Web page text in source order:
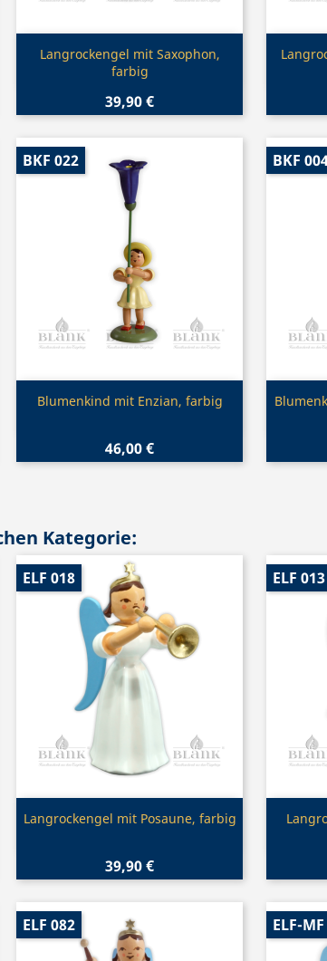
Vorschau
Langrockengel mit Saxophon,
farbig
39,90 €
Vorschau
Blumenkind mit Enzian, farbig
46,00 €
BKF 022 BKF
Kategorie:
Vorschau
Langrockengel mit Posaune, farbig
39,90 €
ELF 018 ELF 013
ELF 082 ELF-